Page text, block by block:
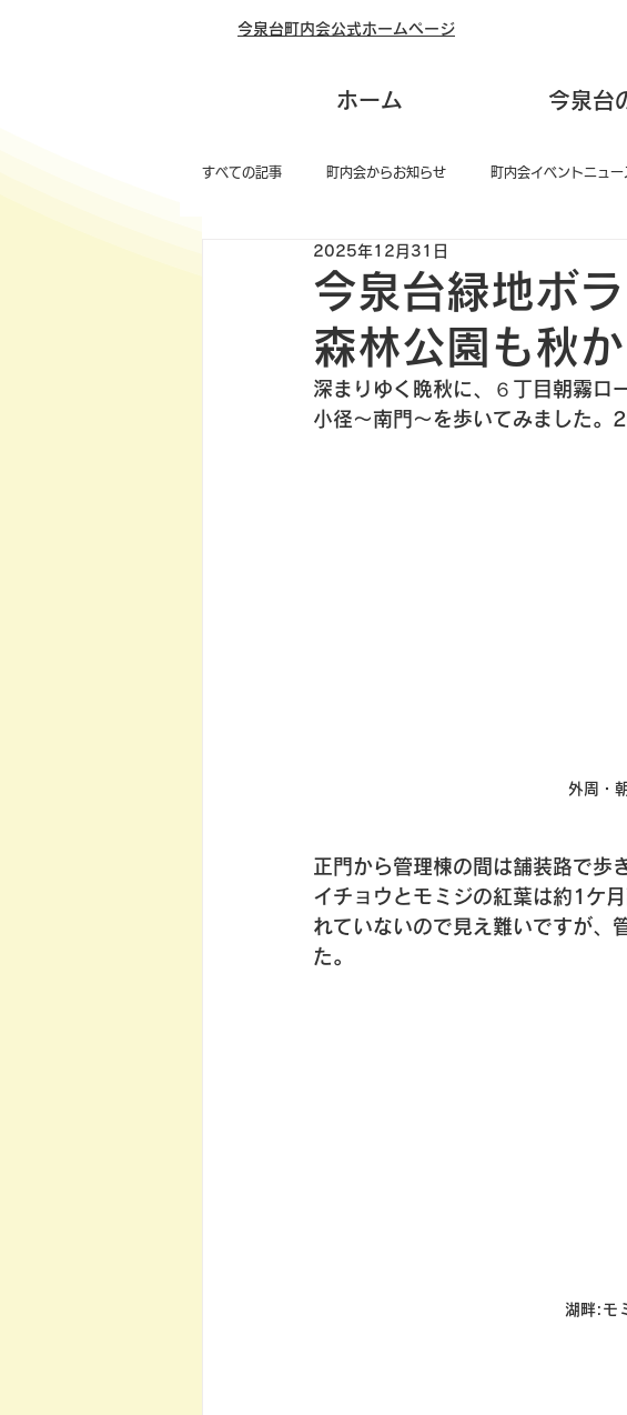
今泉台町内会公式ホームページ
ホーム 今泉台
すべての記事 町内会からお知らせ 町内会イベントニュー
今泉台緑地ボ
森林公園も秋
2025年12月31日
深まりゆく晩秋に、６丁目朝霧ロ
小径～南門 ～を歩いてみました。
外周・
正門から管理棟の間は舗装路で歩
イチョウとモミジの紅葉は約1ケ
れていないので見え難いですが、
た。
湖畔: モ